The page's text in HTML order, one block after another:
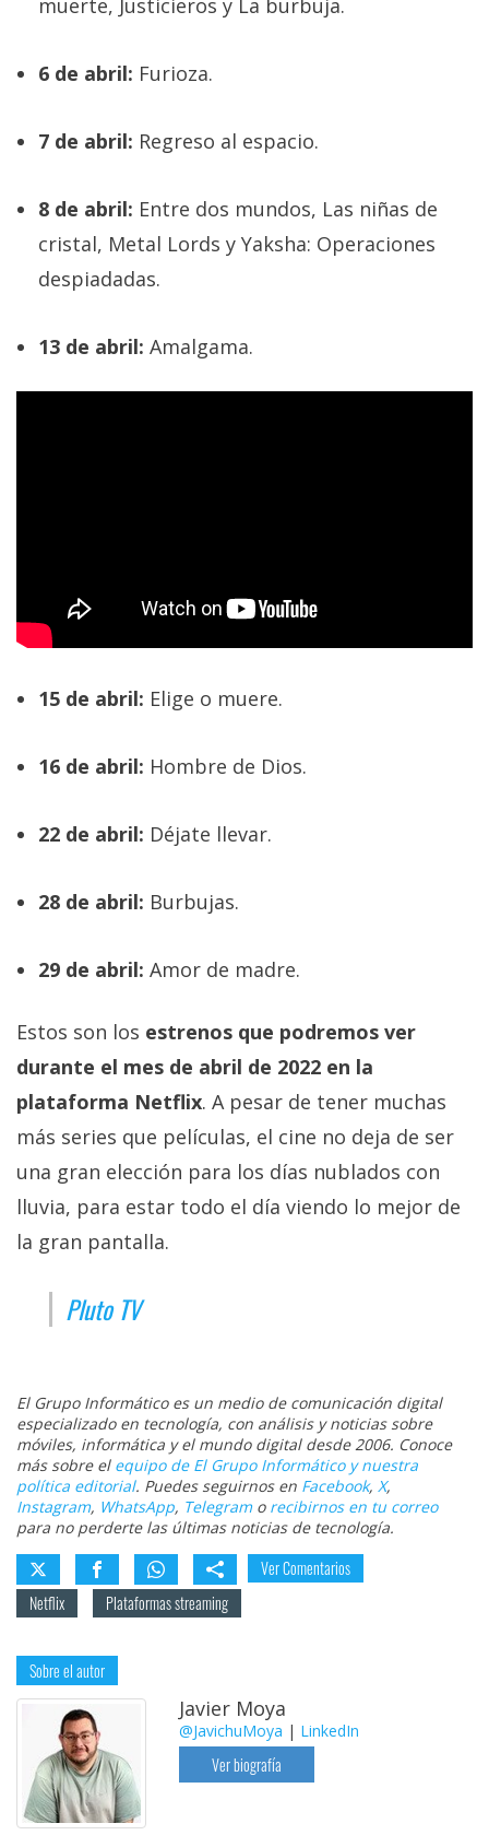
6 de abril: Furioza.
7 de abril: Regreso al espacio.
8 de abril: Entre dos mundos, Las niñas de
cristal, Metal Lords y Yaksha: Operaciones
despiadadas.
13 de abril: Amalgama.
15 de abril: Elige o muere.
16 de abril: Hombre de Dios.
22 de abril: Déjate llevar.
28 de abril: Burbujas.
29 de abril: Amor de madre.
Estos son los estrenos que podremos ver
durante el mes de abril de 2022 en la
plataforma Netflix. A pesar de tener muchas
más series que películas, el cine no deja de ser
una gran elección para los días nublados con
lluvia, para estar todo el día viendo lo mejor de
la gran pantalla.
Pluto TV
El Grupo Informático es un medio de comunicación digital
especializado en tecnología, con análisis y noticias sobre
móviles, informática y el mundo digital desde 2006. Conoce
más sobre el equipo de El Grupo Informático y nuestra
política editorial. Puedes seguirnos en Facebook, X,
Instagram, WhatsApp, Telegramo recibirnos en tu correo
para no perderte las últimas noticias de tecnología.
Ver Comentarios
Netflix
Plataformas streaming
Sobre el autor
Javier Moya
@JavichuMoya | LinkedIn
Ver biografía